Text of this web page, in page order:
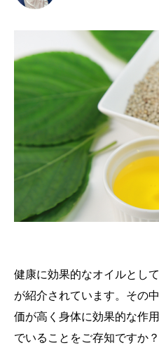
健康に効果的なオイルとし
が紹介されています。その
価が高く身体に効果的な作
でいることをご存知ですか？